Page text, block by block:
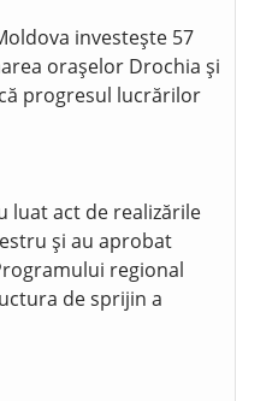
investește 57
orașelor Drochia și
progresul lucrărilor
luat act de realizările
și au aprobat
regional
de sprijin a